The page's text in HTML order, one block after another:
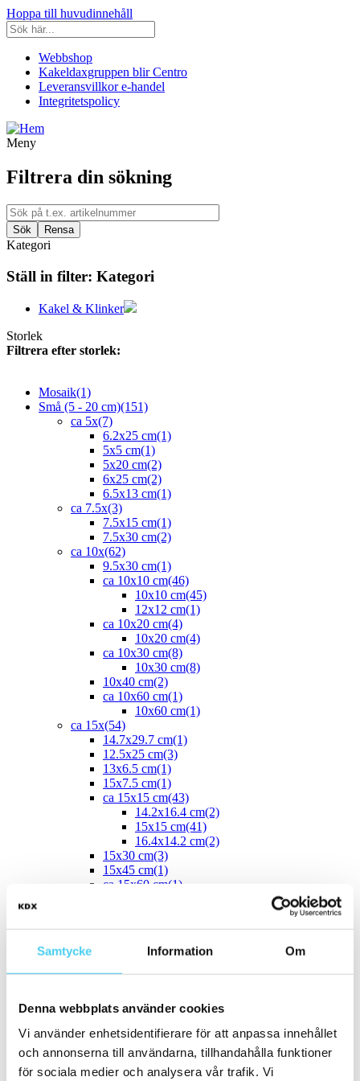
Samtycke Information Om
Denna webbplats använder cookies
Vi använder enhetsidentifierare för att anpassa innehållet
och annonserna till användarna, tillhandahålla funktioner
för sociala medier och analysera vår trafik. Vi
Hoppa till huvudinnehåll
Webbshop
Kakeldaxgruppen blir Centro
Leveransvillkor e-handel
Integritetspolicy
Meny
Filtrera din sökning
Kategori
Ställ in filter: Kategori
Kakel & Klinker
Storlek
Filtrera efter storlek:
Mosaik(1)
Små (5 - 20 cm)(151)
ca 5x(7)
6.2x25 cm(1)
5x5 cm(1)
5x20 cm(2)
6x25 cm(2)
6.5x13 cm(1)
ca 7.5x(3)
7.5x15 cm(1)
7.5x30 cm(2)
ca 10x(62)
9.5x30 cm(1)
ca 10x10 cm(46)
10x10 cm(45)
12x12 cm(1)
ca 10x20 cm(4)
10x20 cm(4)
ca 10x30 cm(8)
10x30 cm(8)
10x40 cm(2)
ca 10x60 cm(1)
10x60 cm(1)
ca 15x(54)
14.7x29.7 cm(1)
12.5x25 cm(3)
13x6.5 cm(1)
15x7.5 cm(1)
ca 15x15 cm(43)
14.2x16.4 cm(2)
15x15 cm(41)
16.4x14.2 cm(2)
15x30 cm(3)
15x45 cm(1)
ca 15x60 cm(1)
ca 20x20 cm(22)
(2)
20x10 cm(4)
20x40 cm(1)
ca 20x60 cm(2)
20x60 cm(1)
Mellan (25 - 50 cm)(67)